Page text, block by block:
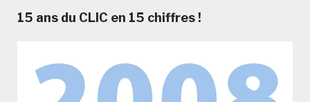
15 ans du CLIC en 15 chiffres !